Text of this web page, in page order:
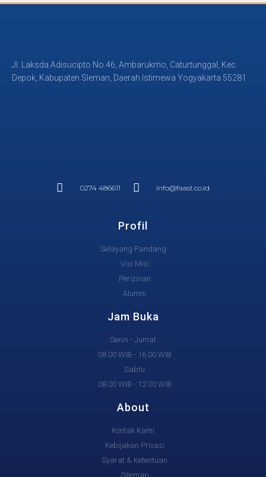
Jl. Laksda Adisucipto No.46, Ambarukmo, Caturtunggal, Kec.
Depok, Kabupaten Sleman, Daerah Istimewa Yogyakarta 55281
0274 486611 info@faast.co.id
Profil
Selayang Pandang
Visi Misi
Perizinan
Alumni
Jam Buka
Senin - Jumat
08.00 WIB - 16.00 WIB
Sabtu
08.00 WIB - 12.00 WIB
About
Kontak Kami
Kebijakan Privasi
Syarat & Ketentuan
Sitemap